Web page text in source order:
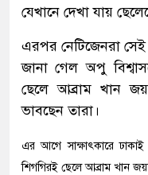
যেখানে দেখা যায়
এরপর নেটিজেনরা
জানা গেল অপু
ছেলে আব্রাম খান
ভাবছেন তারা।
এর আগে সাক্ষাৎকারে ঢাকাই
শিগগিরই ছেলে আব্রাম খান